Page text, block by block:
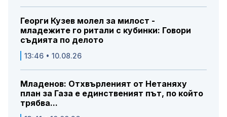
Георги Кузев молел за милост -
младежите го ритали с кубинки: Говори
съдията по делото
13:46 • 10.08.26
Младенов: Отхвърленият от Нетаняху
план за Газа е единственият път, по който
трябва...